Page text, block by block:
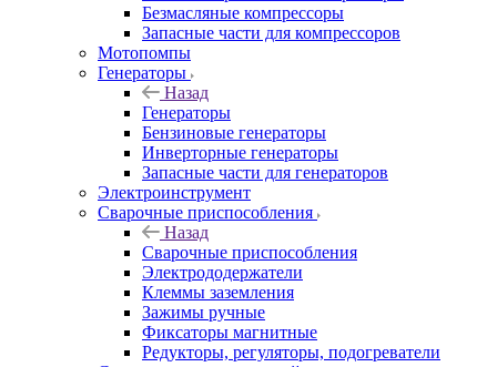
Безмасляные компрессоры
Запасные части для компрессоров
Мотопомпы
Генераторы
Назад
Генераторы
Бензиновые генераторы
Инверторные генераторы
Запасные части для генераторов
Электроинструмент
Сварочные приспособления
Назад
Сварочные приспособления
Электрододержатели
Клеммы заземления
Зажимы ручные
Фиксаторы магнитные
Редукторы, регуляторы, подогреватели